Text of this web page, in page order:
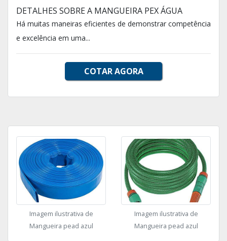
DETALHES SOBRE A MANGUEIRA PEX ÁGUA
Há muitas maneiras eficientes de demonstrar competência
e excelência em uma...
COTAR AGORA
Imagem ilustrativa de
Mangueira pead azul
Imagem ilustrativa de
Mangueira pead azul